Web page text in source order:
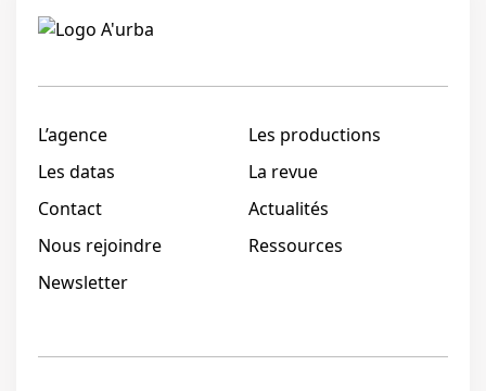
L’agence
Les productions
Les datas
La revue
Contact
Actualités
Nous rejoindre
Ressources
Newsletter